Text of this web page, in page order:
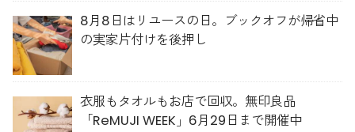
8月8日はリユースの日。ブックオフが帰省中
の実家片付けを後押し
衣服もタオルもお店で回収。無印良品
「ReMUJI WEEK」6月29日まで開催中